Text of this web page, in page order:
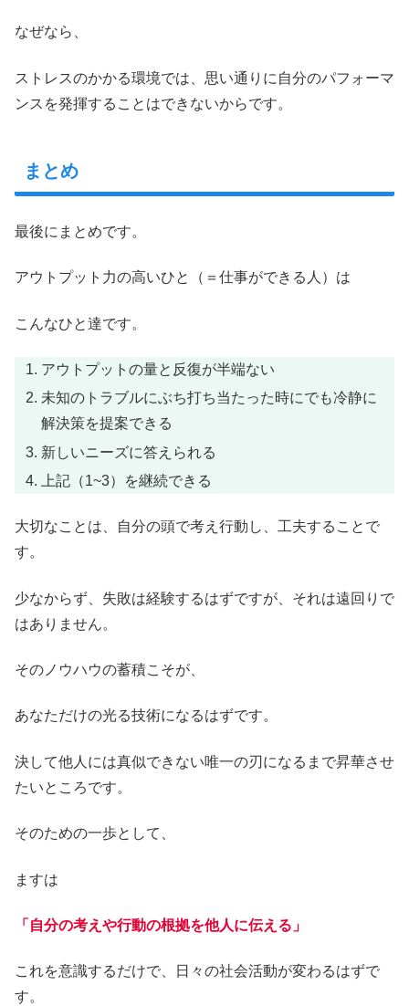
なぜなら、
ストレスのかかる環境では、思い通りに自分のパフォーマ
ンスを発揮することはできないからです。
まとめ
最後にまとめです。
アウトプット力の高いひと（＝仕事ができる人）は
こんなひと達です。
アウトプットの量と反復が半端ない
未知のトラブルにぶち打ち当たった時にでも冷静に
解決策を提案できる
新しいニーズに答えられる
上記（1~3）を継続できる
大切なことは、自分の頭で考え行動し、工夫することで
す。
少なからず、失敗は経験するはずですが、それは遠回りで
はありません。
そのノウハウの蓄積こそが、
あなただけの光る技術になるはずです。
決して他人には真似できない唯一の刃になるまで昇華させ
たいところです。
そのための一歩として、
ますは
「自分の考えや行動の根拠を他人に伝える」
これを意識するだけで、日々の社会活動が変わるはずで
す。